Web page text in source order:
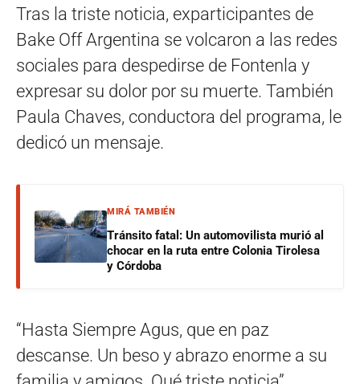
Tras la triste noticia, exparticipantes de
Bake Off Argentina se volcaron a las redes
sociales para despedirse de Fontenla y
expresar su dolor por su muerte. También
Paula Chaves, conductora del programa, le
dedicó un mensaje.
MIRÁ TAMBIÉN
Tránsito fatal: Un automovilista murió al
chocar en la ruta entre Colonia Tirolesa
y Córdoba
“Hasta Siempre Agus, que en paz
descanse. Un beso y abrazo enorme a su